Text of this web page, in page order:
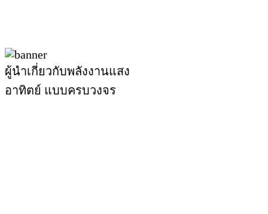
ผู้นำเกี่ยวกับพลังงานแสง
อาทิตย์ แบบครบวงจร